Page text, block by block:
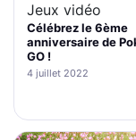
Jeux vidéo
Célébrez le 6ème
anniversaire de
GO !
4 juillet 2022